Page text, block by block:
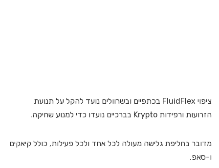
ציפוי FluidFlex בכתפיים ובשרוולים נועד להקל על תנועת
הזרועות ורפידות Krypto בברכיים נועדו כדי למנוע שחיקה.
מדובר בחליפת גלישה מעולה לכל אחד ולכל פעילות, כולל קיאקים
ו-סאפ.